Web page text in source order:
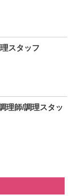
スタッフ
理師/調理スタッ